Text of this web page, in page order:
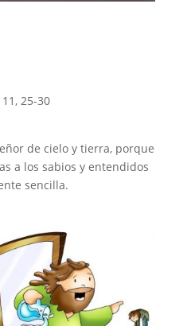
25-30
de cielo y tierra, porque
a los sabios y entendidos
sencilla.